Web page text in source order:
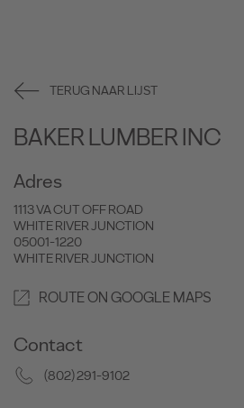
TERUG NAAR LIJST
BAKER LUMBER INC
Adres
1113 VA CUT OFF ROAD
WHITE RIVER JUNCTION
05001-1220
WHITE RIVER JUNCTION
ROUTE ON GOOGLE MAPS
Contact
(802) 291-9102